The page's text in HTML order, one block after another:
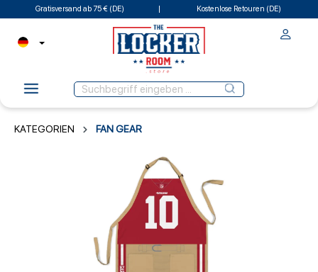
Gratisversand ab 75 € (DE) Kostenlose Retouren (DE)
KATEGORIEN FAN GEAR